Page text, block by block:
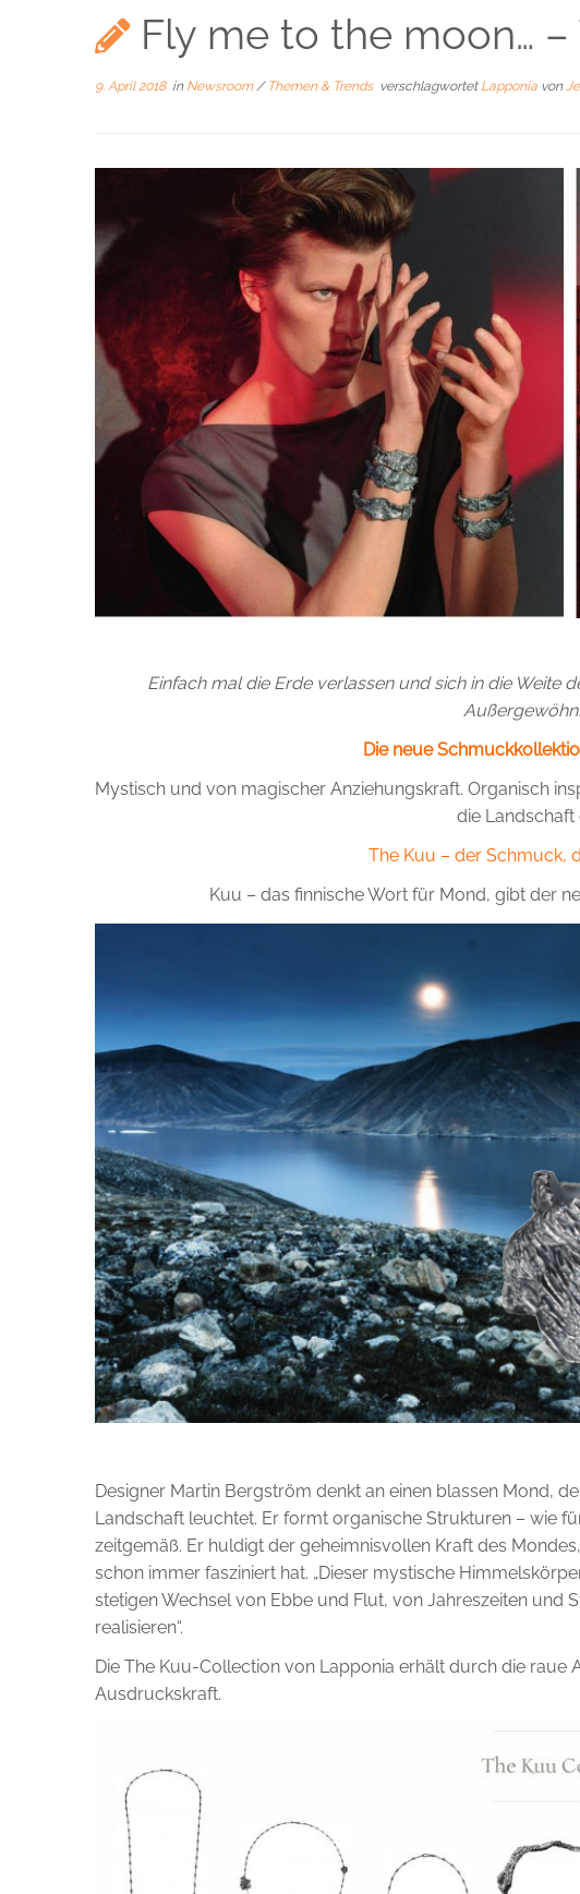
Fly me to the moon…
9. April 2018in Newsroom/ Themen & Trends verschlagwortet Lapponia von
Einfach mal die Erde verlassen und sich in die Weite
Die neue
Mystisch und von magischer Anziehungskraft. Organisch
die Landschaft
The Kuu – der Schmuck,
Kuu – das finnische Wort für Mond, gibt der
Designer Martin Bergström denkt an einen blassen Mond,
Landschaft leuchtet. Er formt organische Strukturen – wie
zeitgemäß. Er huldigt der geheimnisvollen Kraft des
schon immer fasziniert hat. „Dieser mystische
stetigen Wechsel von Ebbe und Flut, von Jahreszeiten und
realisieren“.
Die The Kuu-Collection von Lapponia erhält durch die raue
Ausdruckskraft.